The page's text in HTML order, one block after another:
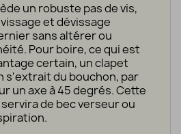
un robuste pas de vis,
et dévissage
sans altérer ou
Pour boire, ce qui est
certain, un clapet
s'extrait du bouchon, par
un axe à 45 degrés. Cette
de bec verseur ou